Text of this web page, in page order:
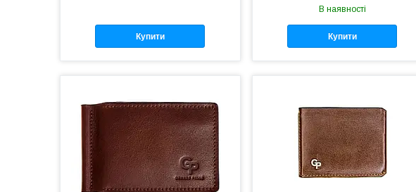
Купити
В наявності
Купити